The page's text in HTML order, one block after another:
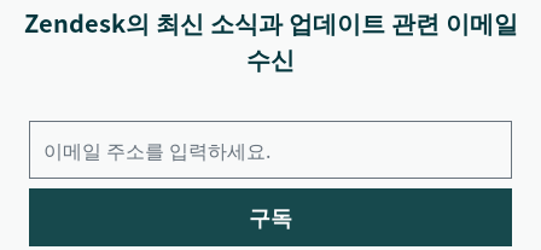
Zendesk의 최신 소식과 업데이트 관련 이메일
수신
구독